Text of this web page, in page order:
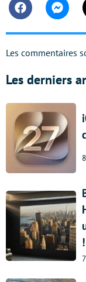
Facebook
Les commentaires
Les derniers
!